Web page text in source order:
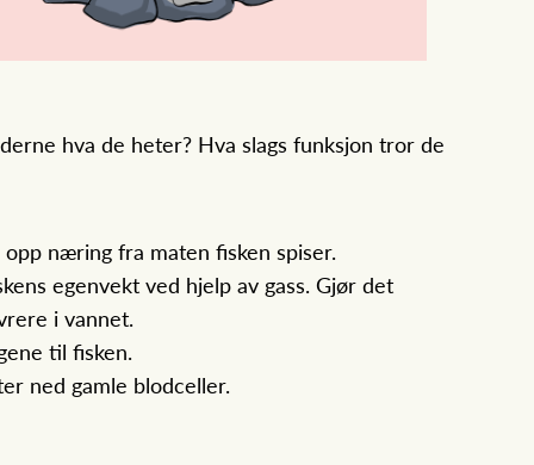
hva de heter? Hva slags funksjon tror de
næring fra maten fisken spiser.
egenvekt ved hjelp av gass. Gjør det
i vannet.
til fisken.
ned gamle blodceller.